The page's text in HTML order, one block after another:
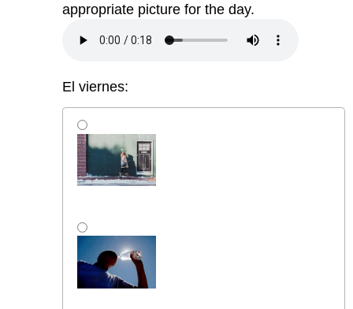
appropriate picture for the day.
El viernes: